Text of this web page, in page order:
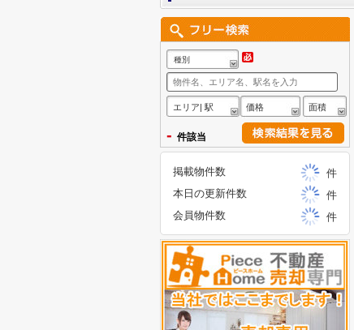
種別
エリア| 駅 価格 面積
- 件該当
掲載物件数
件
本日の更新件数
件
会員物件数
件